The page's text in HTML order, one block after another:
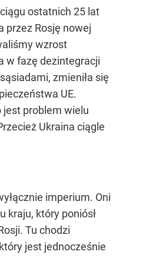
ostatnich 25 lat
przez Rosję nowej
wzrost
w fazę dezintegracji
zmieniła się
UE.
jest problem wielu
Ukraina ciągle
imperium. Oni
kraju, który poniósł
Tu chodzi
jest jednocześnie